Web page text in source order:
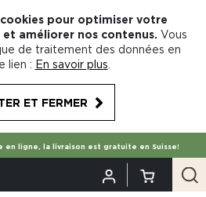
pour optimiser votre
améliorer nos contenus. Vous
de traitement des données en
lien : En savoir plus
ET FERMER
en ligne, la livraison est gratuite en Suisse!